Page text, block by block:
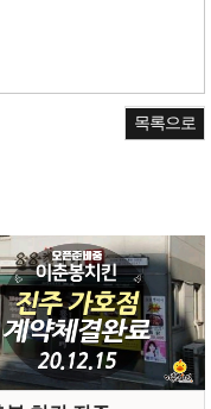
목록으로